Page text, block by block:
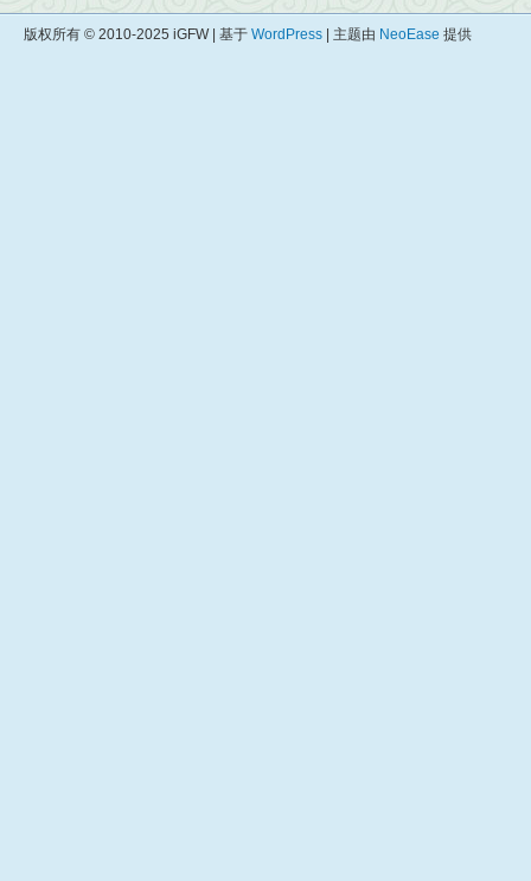
版权所有 © 2010-2025 iGFW | 基于 WordPress | 主题由 NeoEase 提供